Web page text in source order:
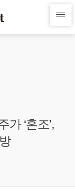
‘혼조’,